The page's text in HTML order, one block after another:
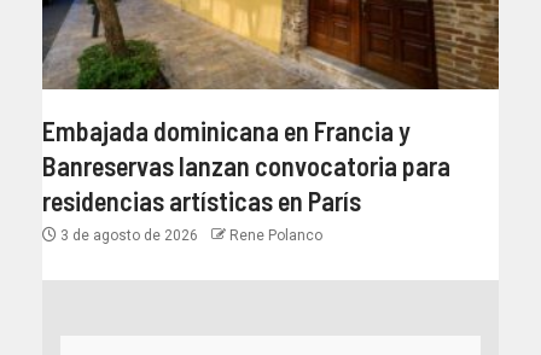
Embajada dominicana en Francia y
Banreservas lanzan convocatoria para
residencias artísticas en París
3 de agosto de 2026 Rene Polanco